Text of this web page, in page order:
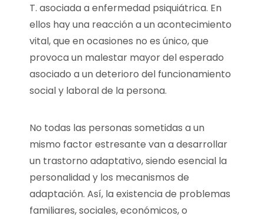
T. asociada a enfermedad psiquiátrica. En
ellos hay una reacción a un acontecimiento
vital, que en ocasiones no es único, que
provoca un malestar mayor del esperado
asociado a un deterioro del funcionamiento
social y laboral de la persona.
No todas las personas sometidas a un
mismo factor estresante van a desarrollar
un trastorno adaptativo, siendo esencial la
personalidad y los mecanismos de
adaptación. Así, la existencia de problemas
familiares, sociales, económicos, o